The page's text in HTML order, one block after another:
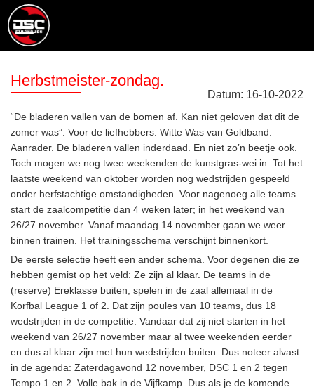
Herbstmeister-zondag.
Datum: 16-10-2022
“De bladeren vallen van de bomen af. Kan niet geloven dat dit de
zomer was”. Voor de liefhebbers: Witte Was van Goldband.
Aanrader. De bladeren vallen inderdaad. En niet zo’n beetje ook.
Toch mogen we nog twee weekenden de kunstgras-wei in. Tot het
laatste weekend van oktober worden nog wedstrijden gespeeld
onder herfstachtige omstandigheden. Voor nagenoeg alle teams
start de zaalcompetitie dan 4 weken later; in het weekend van
26/27 november. Vanaf maandag 14 november gaan we weer
binnen trainen. Het trainingsschema verschijnt binnenkort.
De eerste selectie heeft een ander schema. Voor degenen die ze
hebben gemist op het veld: Ze zijn al klaar. De teams in de
(reserve) Ereklasse buiten, spelen in de zaal allemaal in de
Korfbal League 1 of 2. Dat zijn poules van 10 teams, dus 18
wedstrijden in de competitie. Vandaar dat zij niet starten in het
weekend van 26/27 november maar al twee weekenden eerder
en dus al klaar zijn met hun wedstrijden buiten. Dus noteer alvast
in de agenda: Zaterdagavond 12 november, DSC 1 en 2 tegen
Tempo 1 en 2. Volle bak in de Vijfkamp. Dus als je de komende